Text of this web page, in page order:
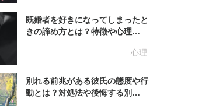
心理
既婚者を好きになってしまったと
きの諦め方とは？特徴や心理…
別れる前兆がある彼氏の態度や行
動とは？対処法や後悔する別…